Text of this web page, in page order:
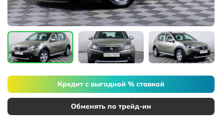
Кредит с выгодной % ставкой
Обменять по трейд-ин